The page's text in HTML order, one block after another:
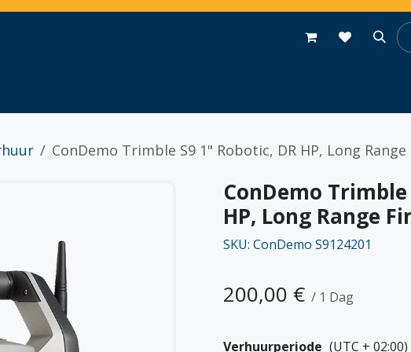
Contact
ConDemo Trimble S9 1" Robotic, DR HP, Long
ConDemo Trimble
HP, Long Range
SKU: ConDemo S9124201
200,00 € / 1 Dag
Verhuurperiode (UTC + 02:00)